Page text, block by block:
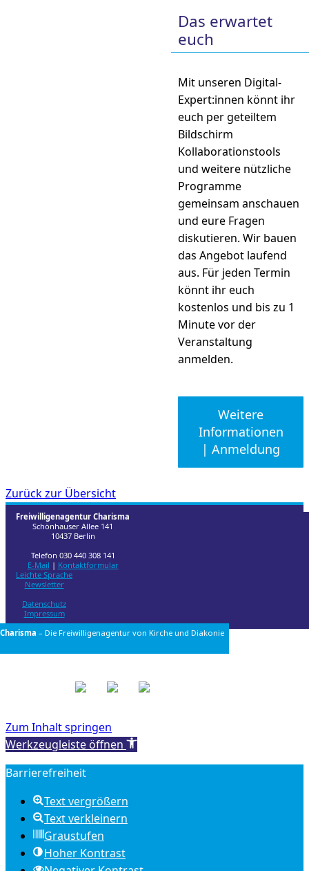
Das erwartet
euch
Mit unseren Digital-
Expert:innen könnt ihr
euch per geteiltem
Bildschirm
Kollaborationstools
und weitere nützliche
Programme
gemeinsam anschauen
und eure Fragen
diskutieren. Wir bauen
das Angebot laufend
aus. Für jeden Termin
könnt ihr euch
kostenlos und bis zu 1
Minute vor der
Veranstaltung
anmelden.
Weitere
Informationen
| Anmeldung
Zurück zur Übersicht
Freiwilligenagentur Charisma
Schönhauser Allee 141
10437 Berlin
Telefon 030 440 308 141
E-Mail | Kontaktformular
Leichte Sprache
Newsletter
Datenschutz
Impressum
Charisma – Die Freiwilligenagentur von Kirche und Diakonie
Zum Inhalt springen
Werkzeugleiste öffnen
Barrierefreiheit
Text vergrößern
Text verkleinern
Graustufen
Hoher Kontrast